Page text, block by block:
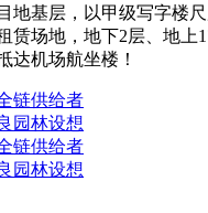
地基层，以甲级写字楼
赁场地，地下2层、地上
达机场航坐楼！
链供给者
园林设想
链供给者
园林设想